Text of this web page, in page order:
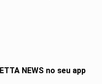
NEWS no seu app